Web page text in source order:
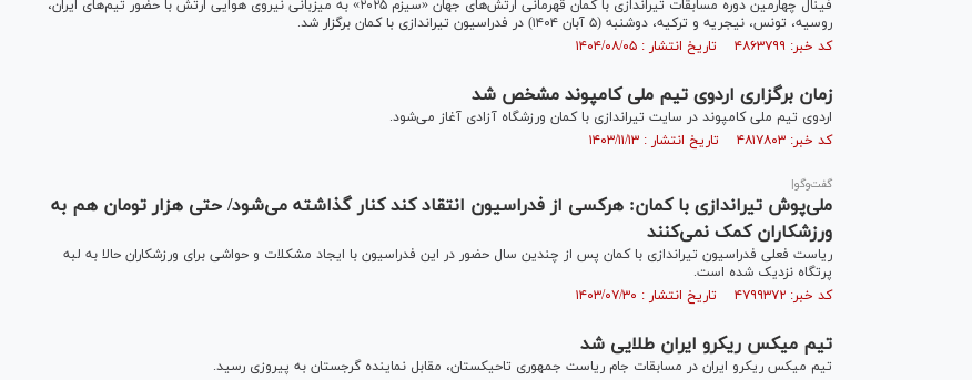
فینال چهارمین دوره مسابقات تیراندازی با کمان قهرمانی ارتش‌های جهان «سیزم ۲۰۲۵» به میزبانی نیروی هوایی ارتش با حضور تیم‌های ایران،
روسیه، تونس، نیجریه و ترکیه، دوشنبه (۵ آبان ۱۴۰۴) در فدراسیون تیراندازی با کمان برگزار شد.
کد خبر: ۴۸۶۳۷۹۹ تاریخ انتشار : ۱۴۰۴/۰۸/۰۵
زمان برگزاری اردوی تیم ملی کامپوند مشخص شد
اردوی تیم ملی کامپوند در سایت تیراندازی با کمان ورزشگاه آزادی آغاز می‌شود.
کد خبر: ۴۸۱۷۸۰۳ تاریخ انتشار : ۱۴۰۳/۱۱/۱۳
گفت‌وگو|
ملی‌پوش تیراندازی با کمان: هرکسی از فدراسیون انتقاد کند کنار گذاشته می‌شود/ حتی هزار تومان هم به
ورزشکاران کمک نمی‌کنند
ریاست فعلی فدراسیون تیراندازی با کمان پس از چندین سال حضور در این فدراسیون با ایجاد مشکلات و حواشی برای ورزشکاران حالا به لبه
پرتگاه نزدیک شده است.
کد خبر: ۴۷۹۹۳۷۲ تاریخ انتشار : ۱۴۰۳/۰۷/۳۰
تیم میکس ریکرو ایران طلایی شد
تیم میکس ریکرو ایران در مسابقات جام ریاست جمهوری تاحیکستان، مقابل نماینده گرجستان به پیروزی رسید.